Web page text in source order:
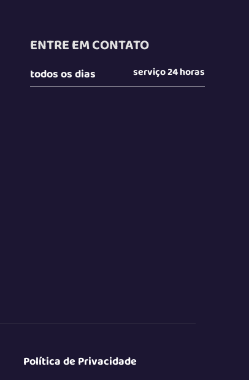
ENTRE EM CONTATO
todos os dias serviço 24 horas
Política de Privacidade